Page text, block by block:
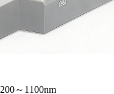
200～1100nm